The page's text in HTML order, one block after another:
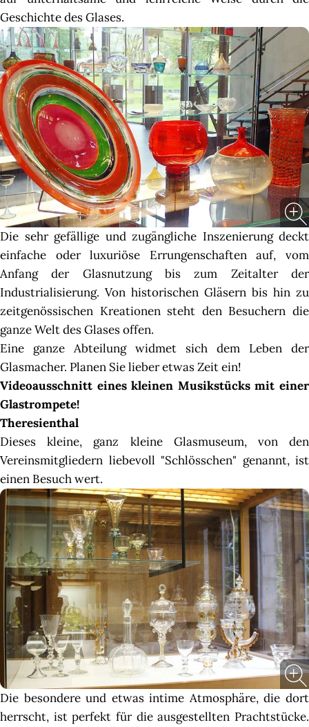
Geschichte des Glases.
Die sehr gefällige und zugängliche Inszenierung deckt
einfache oder luxuriöse Errungenschaften auf, vom
Anfang der Glasnutzung bis zum Zeitalter der
Industrialisierung. Von historischen Gläsern bis hin zu
zeitgenössischen Kreationen steht den Besuchern die
ganze Welt des Glases offen.
Eine ganze Abteilung widmet sich dem Leben der
Glasmacher. Planen Sie lieber etwas Zeit ein!
Videoausschnitt eines kleinen Musikstücks mit einer
Glastrompete!
Theresienthal
Dieses kleine, ganz kleine Glasmuseum, von den
Vereinsmitgliedern liebevoll "Schlösschen" genannt, ist
einen Besuch wert.
Die besondere und etwas intime Atmosphäre, die dort
herrscht, ist perfekt für die ausgestellten Prachtstücke.